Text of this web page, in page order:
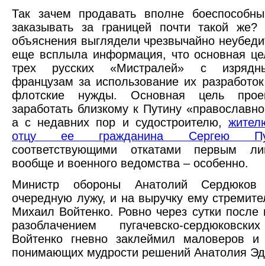
Так зачем продавать вполне
заказывать за границей почти такой
объяснения выглядели чрезвычайно
еще всплыла информация, что основная
трех русских «Мистралей» с
французам за использование их
флотские нужды. Основная цель
заработать близкому к Путину
а с недавних пор и судостроителю,
отцу ее гражданина Сергею
соответствующими откатами первым
вообще и военного ведомства – особенно.
Министр обороны Анатолий
очередную лужу, и на выручку ему
Михаил Войтенко. Ровно через сутки после
разоблачением пугачевско-
Войтенко гневно заклеймил маловеров
понимающих мудрости решений Анатолия